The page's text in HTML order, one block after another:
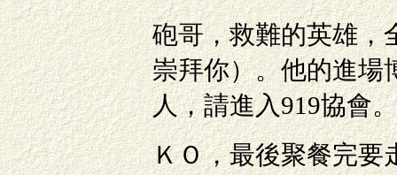
砲哥，救難的英雄，
崇拜你）。他的進場
人，請進入919協會。
ＫＯ，最後聚餐完要